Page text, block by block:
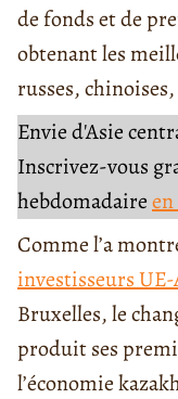
de fonds et de
obtenant les
russes,
Envie d'Asie
Inscrivez-vous
hebdomadaire
Comme l’a
investisseurs
Bruxelles, le
produit ses
l’économie